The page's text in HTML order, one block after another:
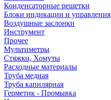
Конденсаторные решетки
Блоки индикации и управления
Воздушные заслонки
Инструмент
Прочее
Мультиметры
Стяжки, Хомуты
Расходные материалы
Труба медная
Труба капилярная
Герметик - Промывка